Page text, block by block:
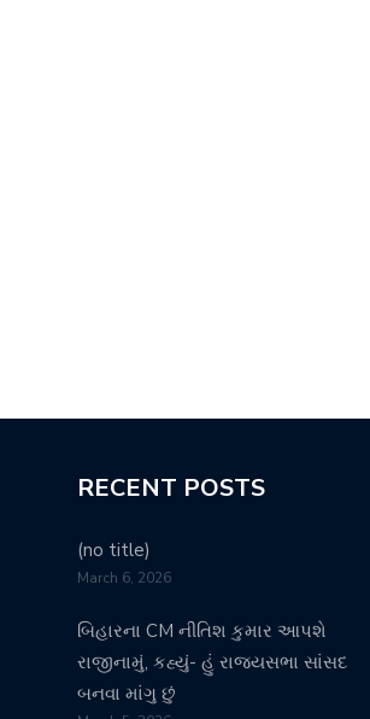
RECENT POSTS
(no title)
March 6, 2026
બિહારના CM નીતિશ કુમાર આપશે
રાજીનામું, કહ્યું- હું રાજ્યસભા સાંસદ
બનવા માંગુ છું